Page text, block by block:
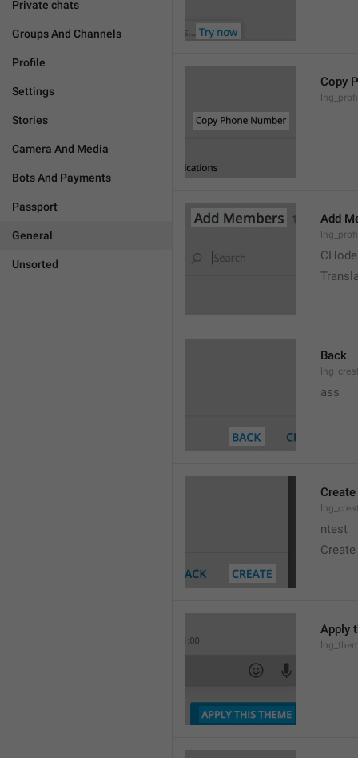
Private chats
Groups And Channels
Profile
Settings
Stories
Camera And Media
Bots And Payments
Passport
General
Unsorted
Copy
Add
Back
ass
Create
ntest
Apply